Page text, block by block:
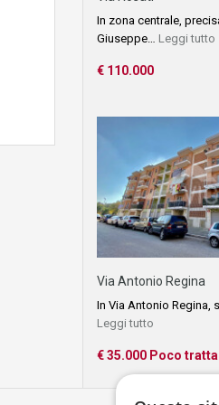
In zona centrale,
Giuseppe… Leggi tutto
€ 110.000
Via Antonio Regina
In Via Antonio Regina,
Leggi tutto
€ 35.000 Poco